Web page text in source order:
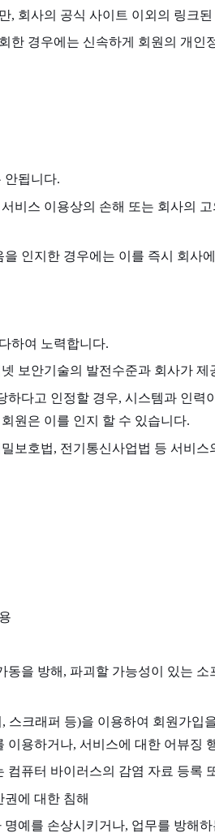
회사의 공식 사이트 이외의 링크
한 경우에는 신속하게 회원의 개
안됩니다.
비스 이용상의 손해 또는 회사의
인지한 경우에는 이를 즉시 회사
하여 노력합니다.
보안기술의 발전수준과 회사가
다고 인정할 경우, 시스템과 인
원은 이를 인지 할 수 있습니다.
보호법, 전기통신사업법 등 서비
을 방해, 파괴할 가능성이 있는
크래퍼 등)을 이용하여 회원가
용하거나, 서비스에 대한 어뷰징
퓨터 바이러스의 감염 자료 등록
에 대한 침해
예를 손상시키거나, 업무를 방해하